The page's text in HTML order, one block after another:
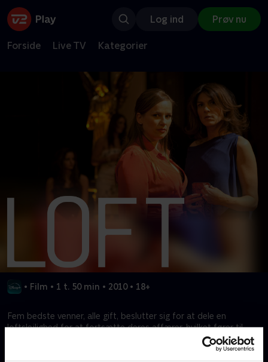
Log ind Prøv nu
Forside Live TV Kategorier
• Film • 1 t. 50 min • 2010 • 18+
Fem bedste venner, alle gift, beslutter sig for at dele en
loftslejlighed for at fortsætte deres affærer, hvilket fører til
uventede konsekvenser og komplikationer i deres liv.